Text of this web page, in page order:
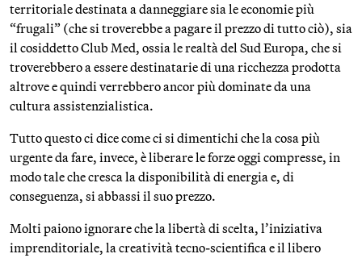
territoriale destinata a danneggiare sia le economie più
“frugali” (che si troverebbe a pagare il prezzo di tutto ciò), sia
il cosiddetto Club Med, ossia le realtà del Sud Europa, che si
troverebbero a essere destinatarie di una ricchezza prodotta
altrove e quindi verrebbero ancor più dominate da una
cultura assistenzialistica.
Tutto questo ci dice come ci si dimentichi che la cosa più
urgente da fare, invece, è liberare le forze oggi compresse, in
modo tale che cresca la disponibilità di energia e, di
conseguenza, si abbassi il suo prezzo.
Molti paiono ignorare che la libertà di scelta, l’iniziativa
imprenditoriale, la creatività tecno-scientifica e il libero